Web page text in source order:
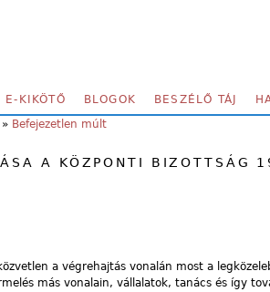
E-KIKÖTŐ BLOGOK BESZÉLŐ TÁJ
» Befejezetlen múlt
A KÖZPONTI BIZOTTSÁG
a végrehajtás vonalán most a
más vonalain, vállalatok, tanács és így